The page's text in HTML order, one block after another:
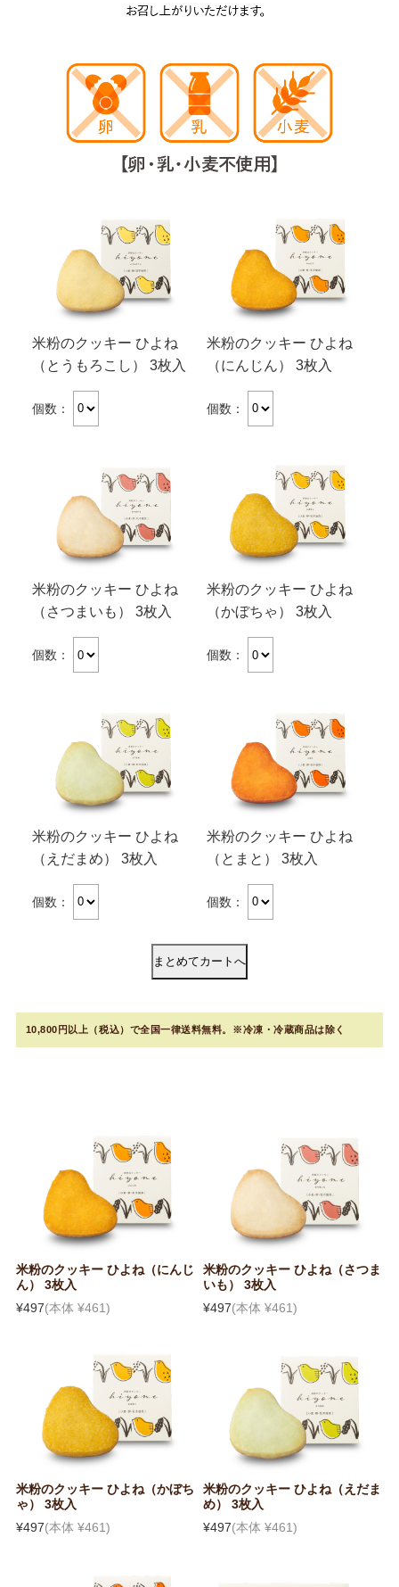
米粉のクッキー ひよね
（とうもろこし） 3枚入
個数：
米粉のクッキー ひよね
（にんじん） 3枚入
個数：
米粉のクッキー ひよね
（さつまいも） 3枚入
個数：
米粉のクッキー ひよね
（かぼちゃ） 3枚入
個数：
米粉のクッキー ひよね
（えだまめ） 3枚入
個数：
米粉のクッキー ひよね
（とまと） 3枚入
個数：
10,800円以上（税込）で全国一律送料無料。※冷凍・冷蔵商品は除く
米粉のクッキー ひよね（にんじ
ん） 3枚入
¥497(本体 ¥461)
米粉のクッキー ひよね（さつま
いも） 3枚入
¥497(本体 ¥461)
米粉のクッキー ひよね（かぼち
ゃ） 3枚入
¥497(本体 ¥461)
米粉のクッキー ひよね（えだま
め） 3枚入
¥497(本体 ¥461)